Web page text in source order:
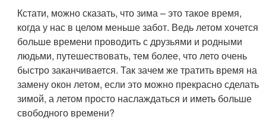
Кстати, можно сказать, что зима – это такое время,
когда у нас в целом меньше забот. Ведь летом хочется
больше времени проводить с друзьями и родными
людьми, путешествовать, тем более, что лето очень
быстро заканчивается. Так зачем же тратить время на
замену окон летом, если это можно прекрасно сделать
зимой, а летом просто наслаждаться и иметь больше
свободного времени?